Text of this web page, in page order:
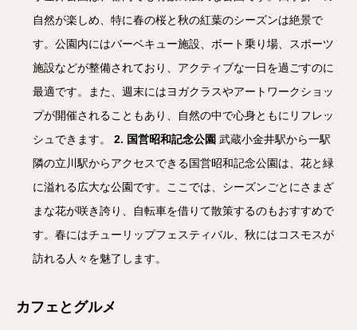
自然が楽しめ、特に春の桜と秋の紅葉のシーズンは絶景で
す。公園内にはバーベキュー施設、ボート乗り場、スポーツ
施設などが整備されており、アクティブな一日を過ごすのに
最適です。また、週末にはヨガクラスやアートワークショッ
プが開催されることもあり、自然の中で心身ともにリフレッ
シュできます。 2. 国営昭和記念公園 武蔵小金井駅から一駅
隣の立川駅からアクセスできる国営昭和記念公園は、花と緑
に溢れる広大な公園です。ここでは、シーズンごとにさまざ
まな花が咲き誇り、自転車を借りて散策するのもおすすめで
す。春にはチューリップフェスティバル、秋にはコスモスが
訪れる人々を魅了します。
カフェとグルメ